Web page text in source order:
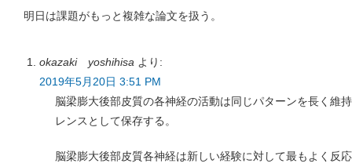
明日は課題がもっと複雑な論文を扱う。
okazaki yoshihisa より:
2019年5月20日 3:51 PM
脳梁膨大後部皮質の各神経の活動は同じパターンを長く維
レンスとして保存する。
脳梁膨大後部皮質各神経は新しい経験に対して最もよく反